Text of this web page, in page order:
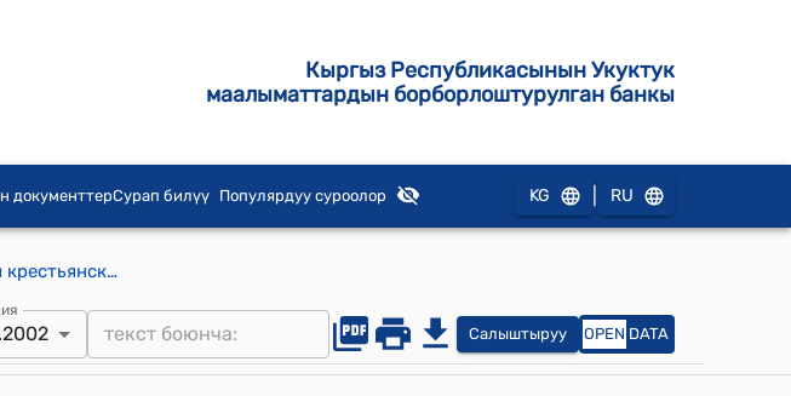
Кыргыз Республикасынын Укуктук
маалыматтардын борборлоштурулган банкы
документтерСурап билүү Популярдуу суроолор KG RU
Указ Президента КР от 5 декабря 1991 года УП N 392 "О Кыргызском крестьянском банке"
Салыштыруу OPEN DATA